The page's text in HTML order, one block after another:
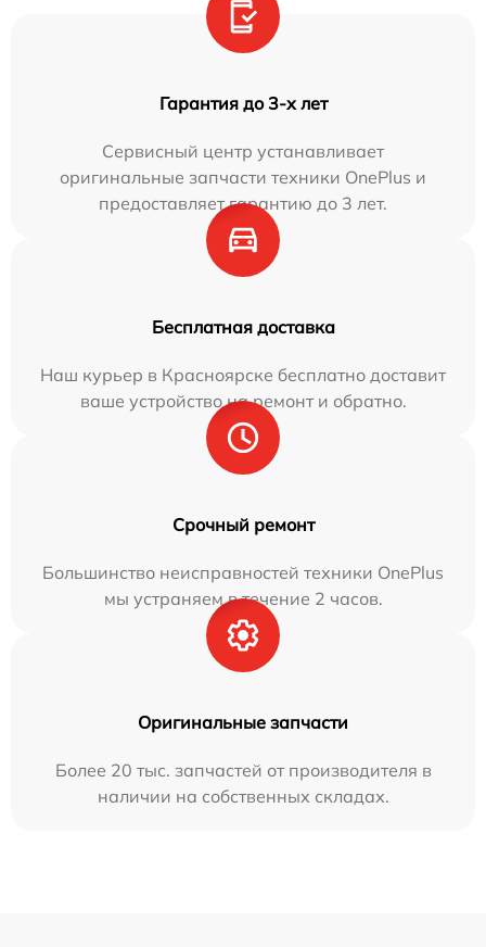
Гарантия до 3-х лет
Сервисный центр устанавливает
оригинальные запчасти техники OnePlus и
предоставляет гарантию до 3 лет.
Бесплатная доставка
Наш курьер в Красноярске бесплатно доставит
ваше устройство на ремонт и обратно.
Срочный ремонт
Большинство неисправностей техники OnePlus
мы устраняем в течение 2 часов.
Оригинальные запчасти
Более 20 тыс. запчастей от производителя в
наличии на собственных складах.